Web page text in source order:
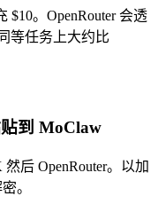
$10。OpenRouter 会透
等任务上大约比
到 MoClaw
后 OpenRouter。以加
。